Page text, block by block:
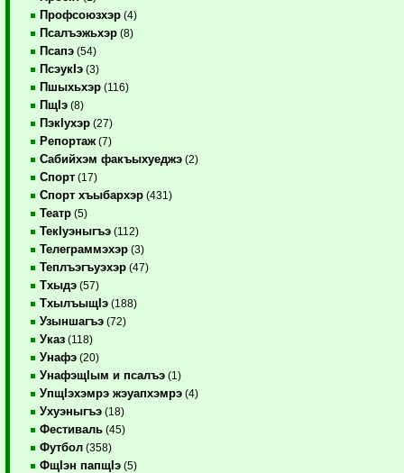
Профсоюзхэр (4)
Псалъэжьхэр (8)
Псапэ (54)
ПсэукIэ (3)
Пшыхьхэр (116)
ПщIэ (8)
ПэкIухэр (27)
Репортаж (7)
Сабийхэм факъыхуеджэ (2)
Спорт (17)
Спорт хъыбархэр (431)
Театр (5)
ТекIуэныгъэ (112)
Телеграммэхэр (3)
Теплъэгъуэхэр (47)
Тхыдэ (57)
ТхылъыщIэ (188)
Узыншагъэ (72)
Указ (118)
Унафэ (20)
УнафэщIым и псалъэ (1)
УпщIэхэмрэ жэуапхэмрэ (4)
Ухуэныгъэ (18)
Фестиваль (45)
Футбол (358)
ФщIэн папщIэ (5)